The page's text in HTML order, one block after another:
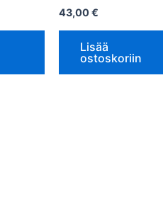
43,00€
Lisää
ostoskoriin